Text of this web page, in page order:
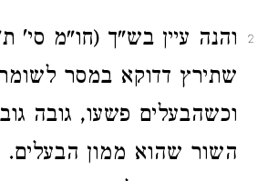
2
והנה עיין בש"ך (חו"מ סי'
שתירץ דדוקא במסר
וכשהבעלים פשעו, גובה
השור שהוא ממון